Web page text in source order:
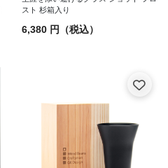
スト 杉箱入り
6,380 円（税込）